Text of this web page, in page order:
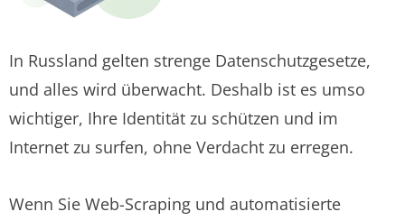
In Russland gelten strenge Datenschutzgesetze,
und alles wird überwacht. Deshalb ist es umso
wichtiger, Ihre Identität zu schützen und im
Internet zu surfen, ohne Verdacht zu erregen.
Wenn Sie Web-Scraping und automatisierte